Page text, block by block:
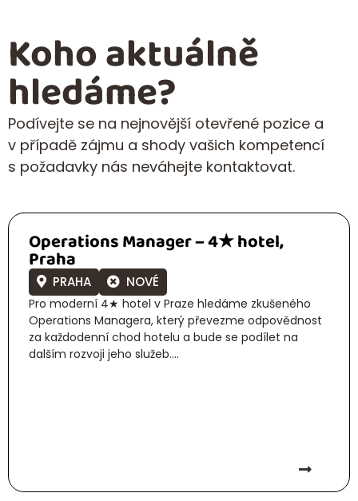
Koho aktuálně
hledáme?
Podívejte se na nejnovější otevřené pozice a
v případě zájmu a shody vašich kompetencí
s požadavky nás neváhejte kontaktovat.
Operations Manager – 4★ hotel,
Praha
PRAHA NOVÉ
Pro moderní 4★ hotel v Praze hledáme zkušeného
Operations Managera, který převezme odpovědnost
za každodenní chod hotelu a bude se podílet na
dalším rozvoji jeho služeb....